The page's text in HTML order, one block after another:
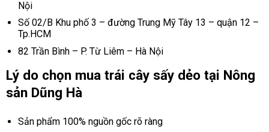
Nội
Số 02/B Khu phố 3 – đường Trung Mỹ Tây 13 – quận 12 –
Tp.HCM
82 Trần Bình – P. Từ Liêm – Hà Nội
Lý do chọn mua trái cây sấy dẻo tại Nông
sản Dũng Hà
Sản phẩm 100% nguồn gốc rõ ràng